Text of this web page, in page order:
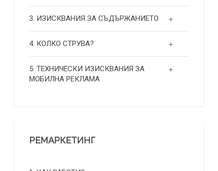
3. ИЗИСКВАНИЯ ЗА СЪДЪРЖАНИЕТО
4. КОЛКО СТРУВА?
5. ТЕХНИЧЕСКИ ИЗИСКВАНИЯ ЗА
МОБИЛНА РЕКЛАМА
РЕМАРКЕТИНГ